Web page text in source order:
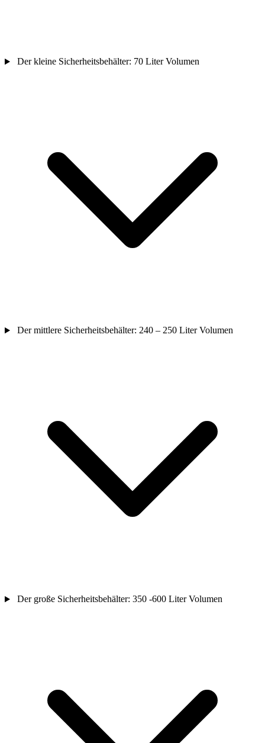
Der kleine Sicherheitsbehälter: 70 Liter Volumen
Der mittlere Sicherheitsbehälter: 240 – 250 Liter Volumen
Der große Sicherheitsbehälter: 350 -600 Liter Volumen